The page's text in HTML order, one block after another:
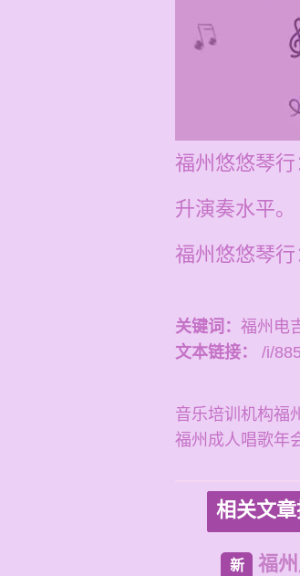
福州悠悠琴
升演奏水平。
福州悠悠琴
关键词： 福州电
文本链接：
/i/
音乐培训机构福
福州成人唱歌年
相关文
新 福